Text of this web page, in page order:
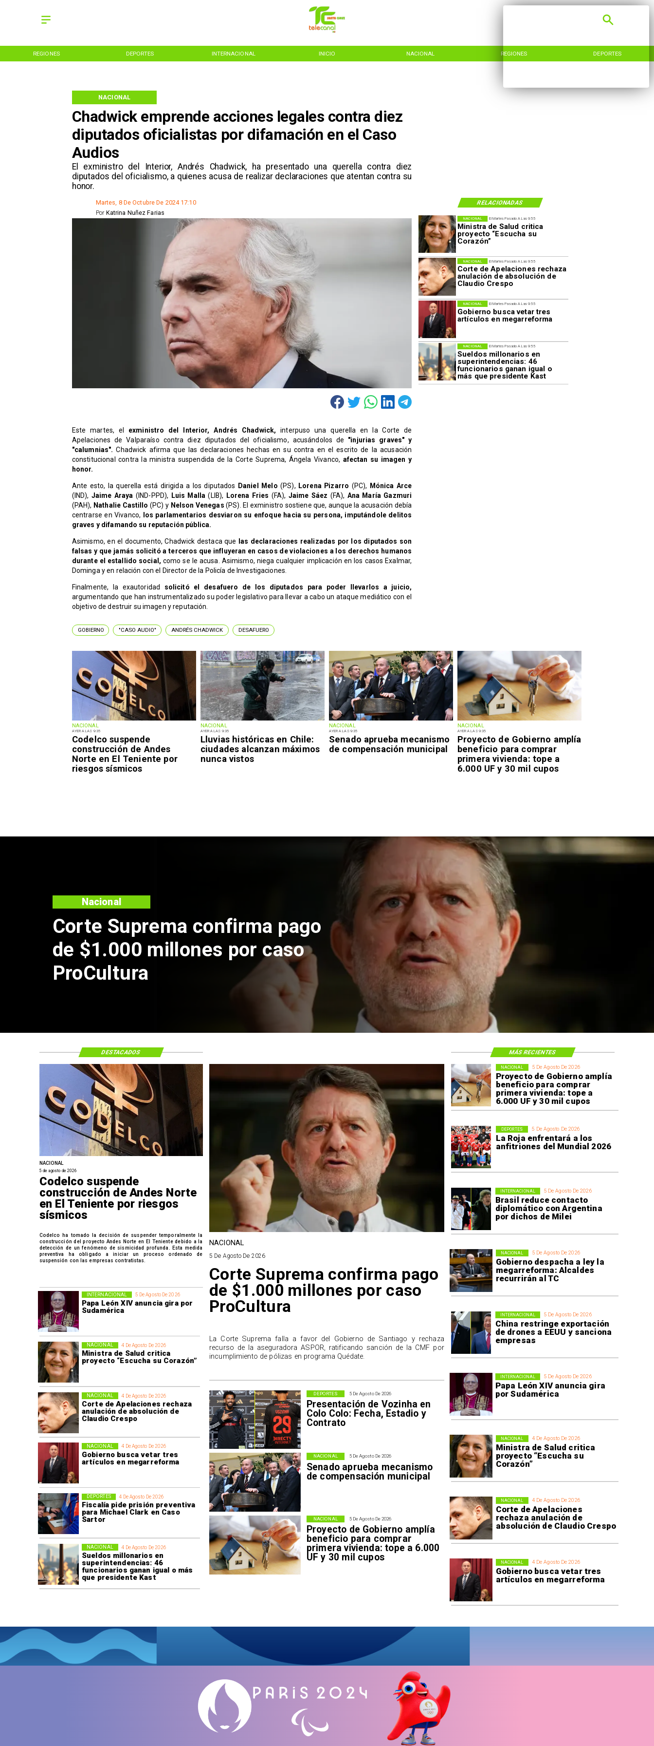
REGIONES DEPORTES INTERNACIONAL INICIO NACIONAL REGIONES DEPORTES
Chadwick emprende acciones legales contra diez
diputados oficialistas por difamación en el Caso
Audios
​El exministro del Interior, Andrés Chadwick, ha presentado una querella contra diez
diputados del oficialismo, a quienes acusa de realizar declaraciones que atentan contra su
honor.
NACIONAL
RELACIONADAS
Martes, 8 De Octubre De 2024 17:10
Katrina Nuñez Farias
Por
NACIONAL
AYER A LAS 9:35
Codelco suspende
construcción de Andes
Norte en El Teniente por
riesgos sísmicos
NACIONAL
AYER A LAS 9:35
Lluvias históricas en Chile:
ciudades alcanzan máximos
nunca vistos
NACIONAL
AYER A LAS 9:35
Senado aprueba mecanismo
de compensación municipal
NACIONAL
AYER A LAS 9:35
Proyecto de Gobierno amplía
beneficio para comprar
primera vivienda: tope a
6.000 UF y 30 mil cupos
El Martes Pasado A Las 9:55
Ministra de Salud critica
proyecto “Escucha su
Corazón”
NACIONAL
El Martes Pasado A Las 9:55
Corte de Apelaciones rechaza
anulación de absolución de
Claudio Crespo
NACIONAL
El Martes Pasado A Las 9:55
Gobierno busca vetar tres
artículos en megarreforma
NACIONAL
El Martes Pasado A Las 9:55
Sueldos millonarios en
superintendencias: 46
funcionarios ganan igual o
más que presidente Kast
NACIONAL
​Este martes, el exministro del Interior, Andrés Chadwick, interpuso una querella en la Corte de
Apelaciones de Valparaíso contra diez diputados del oficialismo, acusándolos de "injurias graves" y
"calumnias". Chadwick afirma que las declaraciones hechas en su contra en el escrito de la acusación
constitucional contra la ministra suspendida de la Corte Suprema, Ángela Vivanco, afectan su imagen y
honor.
Ante esto, la querella está dirigida a los diputados Daniel Melo (PS), Lorena Pizarro (PC), Mónica Arce
(IND), Jaime Araya (IND-PPD), Luis Malla (LIB), Lorena Fries (FA), Jaime Sáez (FA), Ana María Gazmuri
(PAH), Nathalie Castillo (PC) y Nelson Venegas (PS). El exministro sostiene que, aunque la acusación debía
centrarse en Vivanco,
los parlamentarios desviaron su enfoque hacia su persona, imputándole delitos
graves y difamando su reputación pública.
Asimismo, en el documento, Chadwick destaca que
las declaraciones realizadas por los diputados son
falsas y que jamás solicitó a terceros que influyeran en casos de violaciones a los derechos humanos
durante el estallido social, como se le acusa. Asimismo, niega cualquier implicación en los casos Exalmar,
Dominga y en relación con el Director de la Policía de Investigaciones.
Finalmente, la exautoridad solicitó el desafuero de los diputados para poder llevarlos a juicio,
argumentando que han instrumentalizado su poder legislativo para llevar a cabo un ataque mediático con el
objetivo de destruir su imagen y reputación.
GOBIERNO "CASO AUDIO" ANDRÉS CHADWICK DESAFUERO
pago
caso
Codelco
de Andes Norte
por riesgos
Nacional
5 De Agosto De 2026
Proyecto de Gobierno amplía
beneficio para comprar
primera vivienda: tope a
6.000 UF y 30 mil cupos
NACIONAL
5 De Agosto De 2026
La Roja enfrentará a los
anfitriones del Mundial 2026
DEPORTES
5 De Agosto De 2026
Brasil reduce contacto
diplomático con Argentina
por dichos de Milei
INTERNACIONAL
5 De Agosto De 2026
Gobierno despacha a ley la
megarreforma: Alcaldes
recurrirán al TC
NACIONAL
5 De Agosto De 2026
China restringe exportación
de drones a EEUU y sanciona
empresas
INTERNACIONAL
5 De Agosto De 2026
Papa León XIV anuncia gira
por Sudamérica
INTERNACIONAL
4 De Agosto De 2026
Ministra de Salud critica
proyecto “Escucha su
Corazón”
NACIONAL
4 De Agosto De 2026
Corte de Apelaciones
rechaza anulación de
absolución de Claudio Crespo
NACIONAL
4 De Agosto De 2026
Gobierno busca vetar tres
artículos en megarreforma
NACIONAL
5 De Agosto De 2026
Papa León XIV anuncia gira por
Sudamérica
INTERNACIONAL
4 De Agosto De 2026
Ministra de Salud critica
proyecto “Escucha su Corazón”
NACIONAL
4 De Agosto De 2026
Corte de Apelaciones rechaza
anulación de absolución de
Claudio Crespo
NACIONAL
4 De Agosto De 2026
Gobierno busca vetar tres
artículos en megarreforma
NACIONAL
4 De Agosto De 2026
Fiscalía pide prisión preventiva
para Michael Clark en Caso
Sartor
DEPORTES
4 De Agosto De 2026
Sueldos millonarios en
superintendencias: 46
funcionarios ganan igual o más
que presidente Kast
NACIONAL
5 De Agosto De 2026
Presentación de Vozinha en
Colo Colo: Fecha, Estadio y
Contrato
DEPORTES
5 De Agosto De 2026
Senado aprueba mecanismo
de compensación municipal
NACIONAL
5 De Agosto De 2026
Proyecto de Gobierno amplía
beneficio para comprar
primera vivienda: tope a 6.000
UF y 30 mil cupos
NACIONAL
NACIONAL
5 de agosto de 2026
Codelco suspende
construcción de Andes Norte
en El Teniente por riesgos
sísmicos
Codelco ha tomado la decisión de suspender temporalmente la
construcción del proyecto Andes Norte en El Teniente debido a la
detección de un fenómeno de sismicidad profunda. Esta medida
preventiva ha obligado a iniciar un proceso ordenado de
suspensión con las empresas contratistas.
NACIONAL
5 De Agosto De 2026
Corte Suprema confirma pago
de $1.000 millones por caso
ProCultura
La Corte Suprema falla a favor del Gobierno de Santiago y rechaza
recurso de la aseguradora ASPOR, ratificando sanción de la CMF por
incumplimiento de pólizas en programa Quédate.
DESTACADOS MÁS RECIENTES